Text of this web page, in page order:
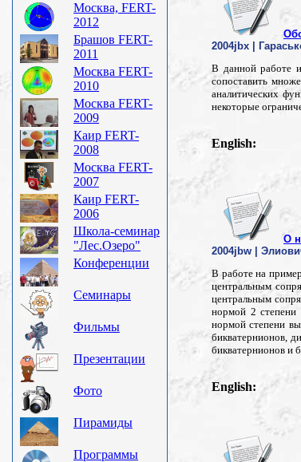
Москва, FERT-
2012
Брашов FERT-
2011
Москва FERT-
2010
Москва FERT-
2009
Каир FERT-
2008
Москва FERT-
2007
Каир FERT-
2006
Школа-семинар
"Лес.Озеро"
Конференции
Семинары
Фильмы
Презентации
Фото
Пирамиды
Программы
2004jbx |
В данной работе
сопоставить
аналитических
некоторые
English:
О
2004jbw |
В работе на
центральным
центральным
нормой 2 степени
нормой степени
бикватернионов,
бикватернионов и
English: